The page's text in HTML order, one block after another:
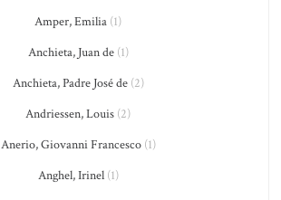
Amper, Emilia (1)
Anchieta, Juan de(1)
Anchieta, Padre José de(2)
Andriessen, Louis (2)
Anerio, Giovanni Francesco(1)
Anghel, Irinel(1)